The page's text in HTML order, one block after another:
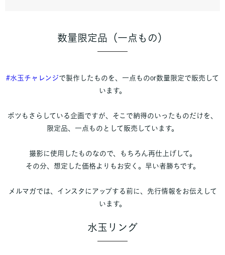
数量限定品（一点もの）
#水玉チャレンジで製作したものを、一点ものor数量限定で販売して
います。
ボツもさらしている企画ですが、そこで納得のいったものだけを、
限定品、一点ものとして販売しています。
撮影に使用したものなので、もちろん再仕上げして。
その分、想定した価格よりもお安く。早い者勝ちです。
メルマガでは、インスタにアップする前に、先行情報をお伝えして
います。
水玉リング